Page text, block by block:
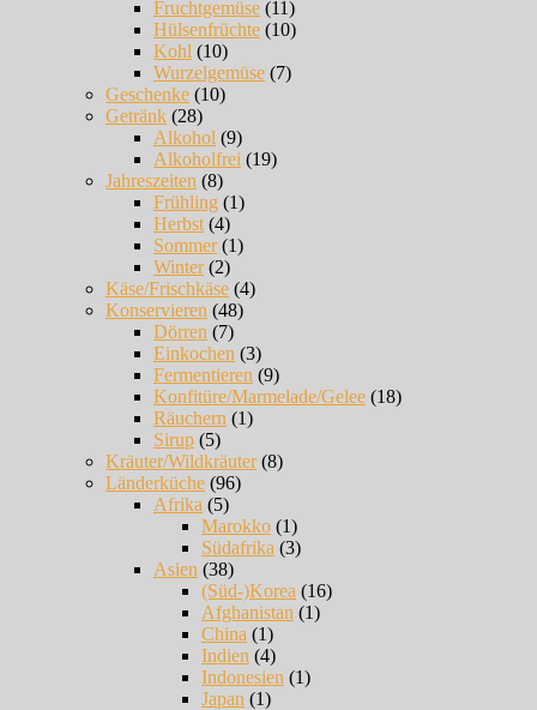
Fruchtgemüse (11)
Hülsenfrüchte (10)
Kohl (10)
Wurzelgemüse (7)
Geschenke (10)
Getränk (28)
Alkohol (9)
Alkoholfrei (19)
Jahreszeiten (8)
Frühling (1)
Herbst (4)
Sommer(1)
Winter(2)
Käse/Frischkäse (4)
Konservieren (48)
Dörren (7)
Einkochen (3)
Fermentieren (9)
Konfitüre/Marmelade/Gelee (18)
Räuchern (1)
Sirup (5)
Kräuter/Wildkräuter(8)
Länderküche (96)
Afrika (5)
Marokko (1)
Südafrika (3)
Asien (38)
(Süd-)Korea (16)
Afghanistan (1)
China (1)
Indien (4)
Indonesien (1)
Japan (1)